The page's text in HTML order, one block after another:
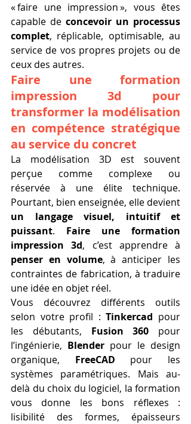
« faire une impression », vous êtes
capable de concevoir un processus
complet, réplicable, optimisable, au
service de vos propres projets ou de
ceux des autres.
Faire une formation
impression 3d pour
transformer la modélisation
en compétence stratégique
au service du concret
La modélisation 3D est souvent
perçue comme complexe ou
réservée à une élite technique.
un langage visuel, intuitif et
puissant. Faire une formation
impression 3d
penser en volume, à anticiper les
contraintes de fabrication, à traduire
une idée en objet réel.
Vous découvrez différents outils
selon votre profil : Tinkercad pour
les débutants, Fusion 360 pour
l’ingénierie, Blender pour le design
organique, FreeCAD pour les
systèmes paramétriques. Mais au-
delà du choix du logiciel, la formation
vous donne les bons réflexes :
lisibilité des formes, épaisseurs